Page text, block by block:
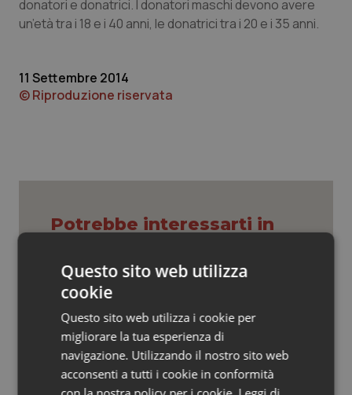
Umbria
Veneto
Oftalmologia
Oncoematologia
Quotidiano Oncologia
Quotidiano Pediatria
Rene & patologie urogenitali
donatori e donatrici. I donatori maschi devono avere
un’età tra i 18 e i 40 anni, le donatrici tra i 20 e i 35 anni.
11 Settembre 2014
© Riproduzione riservata
Potrebbe interessarti in
Settimana della Scienza dello
Spallanzani: capire la ricerca per
comprendere il presente
Regione Lombardia scrive al ministro
Schillaci: “Gli attuali indicatori non
Questo sito web utilizza
cookie
Questo sito web utilizza i cookie per
migliorare la tua esperienza di
navigazione. Utilizzando il nostro sito web
acconsenti a tutti i cookie in conformità